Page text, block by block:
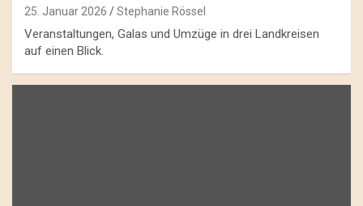
25. Januar 2026 Stephanie Rössel
Veranstaltungen, Galas und Umzüge in drei Landkreisen
auf einen Blick.